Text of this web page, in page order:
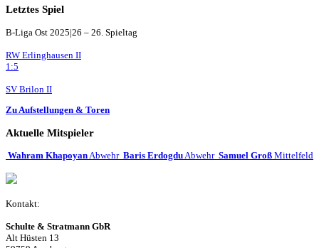
Letztes Spiel
B-Liga Ost 2025|26 – 26. Spieltag
RW Erlinghausen II
1:5
SV Brilon II
Zu Aufstellungen & Toren
Aktuelle Mitspieler
Wahram Khapoyan Abwehr Baris Erdogdu Abwehr Samuel Groß Mittelfeld
Kontakt:
Schulte & Stratmann GbR
Alt Hüsten 13